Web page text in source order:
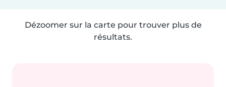
Dézoomer sur la carte pour trouver plus de
résultats.